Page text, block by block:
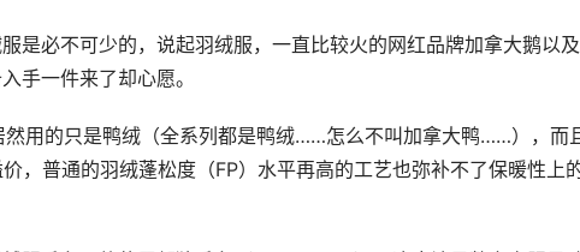
是必不可少的，说起羽绒服，一直比较火的网红品牌加拿大鹅以
手一件来了却心愿。
用的只是鸭绒（全系列都是鸭绒……怎么不叫加拿大鸭……），而
，普通的羽绒蓬松度（FP）水平再高的工艺也弥补不了保暖性上